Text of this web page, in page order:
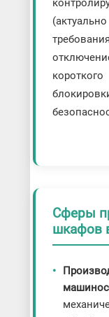
Сферы
шкафов